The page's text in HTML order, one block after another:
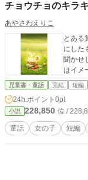
チョウチョのキラ
あやさわえりこ
とある
にした
聞かせ
はイメ
児童書・童話 完結 短編
24h.ポイント 0pt
小説 228,850 位 /
童話 女の子 短編